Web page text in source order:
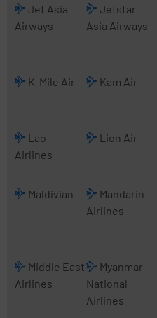
Jet Asia
Airways
Jetstar
Asia Airways
K-Mile Air Kam Air
Lao
Airlines
Lion Air
Maldivian
Mandarin
Airlines
Middle East
Airlines
Myanmar
National
Airlines